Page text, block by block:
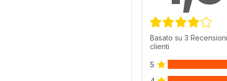
Basato su 3
clienti
5